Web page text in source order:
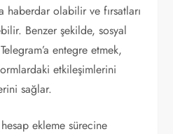
haberdar olabilir ve fırsatları
Benzer şekilde, sosyal
entegre etmek,
etkileşimlerini
sağlar.
ekleme sürecine